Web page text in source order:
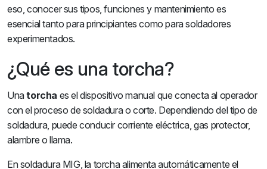
eso, conocer sus tipos, funciones y mantenimiento es
esencial tanto para principiantes como para soldadores
experimentados.
¿Qué es una torcha?
Unatorcha es el dispositivo manual que conecta al operador
con el proceso de soldadura o corte. Dependiendo del tipo de
soldadura, puede conducir corriente eléctrica, gas protector,
alambre o llama.
En soldadura MIG, la torcha alimenta automáticamente el